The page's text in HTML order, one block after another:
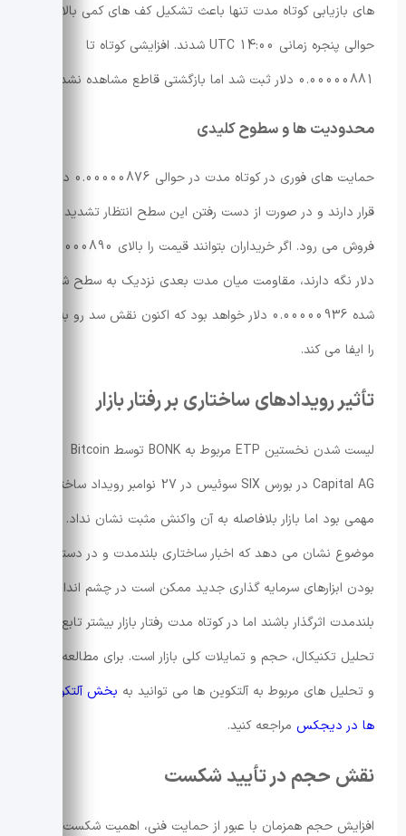
های بازیابی کوتاه مدت تنها باعث تشکیل کف های کمی بالاتر در
حوالی پنجره زمانی 14:00 UTC شدند. افزایشی کوتاه تا
0.00000881 دلار ثبت شد اما بازگشتی قاطع مشاهده نشد.
محدودیت ها و سطوح کلیدی
حمایت های فوری در کوتاه مدت در حوالی 0.00000876 دلار
قرار دارند و در صورت از دست رفتن این سطح انتظار تشدید فشار
فروش می رود. اگر خریداران بتوانند قیمت را بالای 0.00000890
دلار نگه دارند، مقاومت میان مدت بعدی نزدیک به سطح شکسته
شده 0.00000936 دلار خواهد بود که اکنون نقش سد رو به بالا
را ایفا می کند.
تأثیر رویدادهای ساختاری بر رفتار بازار
لیست شدن نخستین ETP مربوط به BONK توسط Bitcoin
Capital AG در بورس SIX سوئیس در 27 نوامبر رویداد ساختاری
مهمی بود اما بازار بلافاصله به آن واکنش مثبت نشان نداد. این
موضوع نشان می دهد که اخبار ساختاری بلندمدت و در دسترس
بودن ابزارهای سرمایه گذاری جدید ممکن است در چشم انداز
بلندمدت اثرگذار باشند اما در کوتاه مدت رفتار بازار بیشتر تابع
تحلیل تکنیکال، حجم و تمایلات کلی بازار است. برای مطالعه اخبار
و تحلیل های مربوط به آلتکوین ها می توانید به بخش آلتکوین
ها در دیجکس مراجعه کنید.
نقش حجم در تأیید شکست
افزایش حجم همزمان با عبور از حمایت فنی، اهمیت شکست را